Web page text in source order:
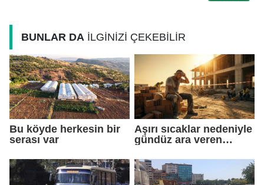
BUNLAR DA İLGİNİZİ ÇEKEBİLİR
Bu köyde herkesin bir
serası var
Aşırı sıcaklar nedeniyle
gündüz ara veren
başladı